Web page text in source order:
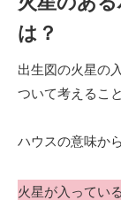
は？
出生図の火星の
ついて考えるこ
ハウスの意味か
火星が入ってい